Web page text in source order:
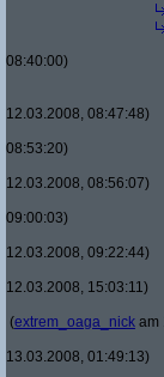
08:40:00)
12.03.2008, 08:47:48)
08:53:20)
12.03.2008, 08:56:07)
09:00:03)
12.03.2008, 09:22:44)
12.03.2008, 15:03:11)
(extrem_oaga_nick am
13.03.2008, 01:49:13)